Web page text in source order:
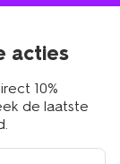
acties
10%
de laatste